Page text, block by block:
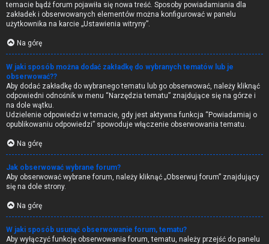
temacie bądź forum pojawiła się nowa treść. Sposoby powiadamiania dla
zakładek i obserwowanych elementów można konfigurować w panelu
użytkownika na karcie „Ustawienia witryny”.
Na górę
W jaki sposób można dodać zakładkę do wybranych tematów lub je
obserwować??
Aby dodać zakładkę do wybranego tematu lub go obserwować, należy kliknąć
odpowiedni odnośnik w menu “Narzędzia tematu” znajdujące się na górze i
na dole wątku.
Udzielenie odpowiedzi w temacie, gdy jest aktywna funkcja “Powiadamiaj o
opublikowaniu odpowiedzi” spowoduje włączenie obserwowania tematu.
Na górę
Jak obserwować wybrane forum?
Aby obserwować wybrane forum, należy kliknąć „Obserwuj forum” znajdujący
się na dole strony.
Na górę
W jaki sposób usunąć obserwowanie forum, tematu?
Aby wyłączyć funkcję obserwowania forum, tematu, należy przejść do panelu